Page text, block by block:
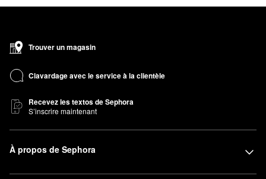
Trouver un magasin
Clavardage avec le service à la clientèle
Recevez les textos de Sephora
S’inscrire maintenant
À propos de Sephora